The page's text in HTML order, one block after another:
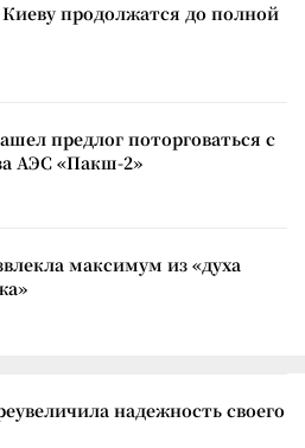
продолжатся до полной
предлог поторговаться с
АЭС «Пакш-2»
максимум из «духа
надежность своего